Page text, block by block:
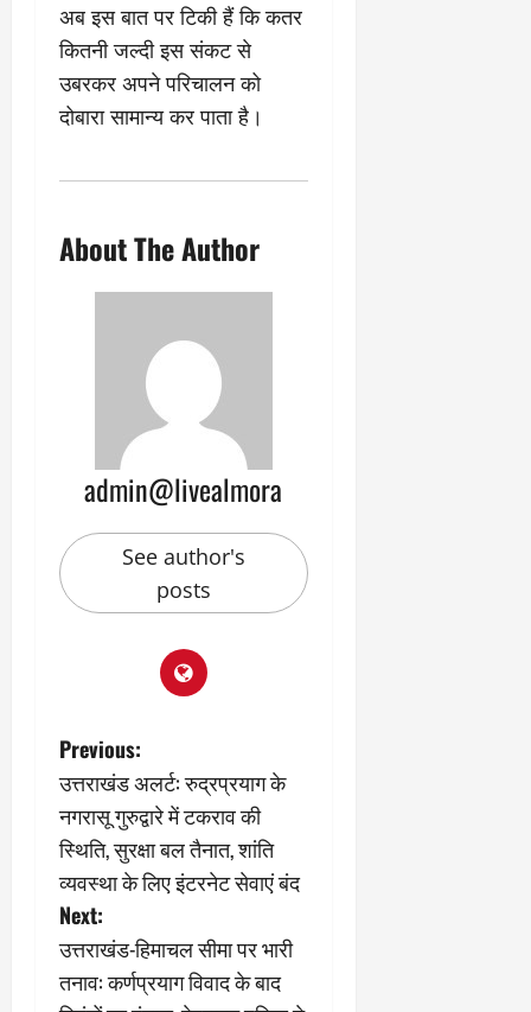
अब इस बात पर टिकी हैं कि कतर
कितनी जल्दी इस संकट से
उबरकर अपने परिचालन को
दोबारा सामान्य कर पाता है।
About The Author
admin@livealmora
See author's
posts
P
o
s
t
n
Previous:
​उत्तराखंड अलर्ट: रुद्रप्रयाग के
नगरासू गुरुद्वारे में टकराव की
स्थिति, सुरक्षा बल तैनात, शांति
व्यवस्था के लिए इंटरनेट सेवाएं बंद
Next:
उत्तराखंड-हिमाचल सीमा पर भारी
तनाव: कर्णप्रयाग विवाद के बाद